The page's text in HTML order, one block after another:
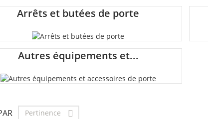
Arrêts et butées de porte
Autres équipements et...
Pertinence 